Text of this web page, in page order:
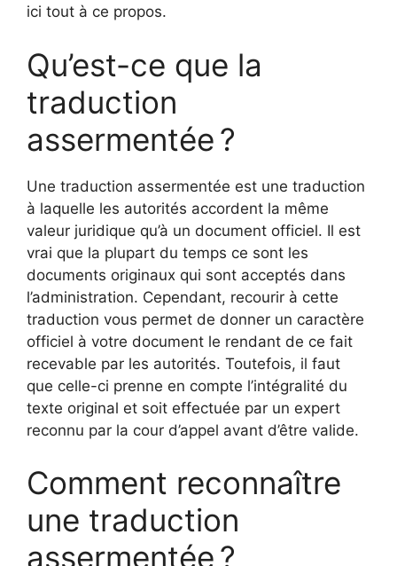
ici tout à ce propos.
Qu’est-ce que la
traduction
assermentée ?
Une traduction assermentée est une traduction
à laquelle les autorités accordent la même
valeur juridique qu’à un document officiel. Il est
vrai que la plupart du temps ce sont les
documents originaux qui sont acceptés dans
l’administration. Cependant, recourir à cette
traduction vous permet de donner un caractère
officiel à votre document le rendant de ce fait
recevable par les autorités. Toutefois, il faut
que celle-ci prenne en compte l’intégralité du
texte original et soit effectuée par un expert
reconnu par la cour d’appel avant d’être valide.
Comment reconnaître
une traduction
assermentée ?